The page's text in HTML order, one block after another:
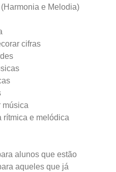
e Melodia)
cifras
música
rítmica e melódica
alunos que estão
aqueles que já